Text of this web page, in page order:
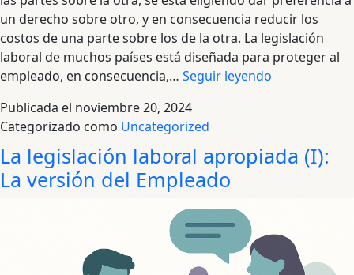
un derecho sobre otro, y en consecuencia reducir los
costos de una parte sobre los de la otra. La legislación
laboral de muchos países está diseñada para proteger al
empleado, en consecuencia,… Seguir leyendo
(II)
Empleador
Publicada el noviembre 20, 2024
Categorizado como Uncategorized
La legislación laboral apropiada (I):
La versión del Empleado